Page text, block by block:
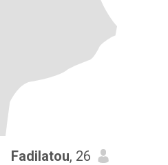
Fadilatou, 26